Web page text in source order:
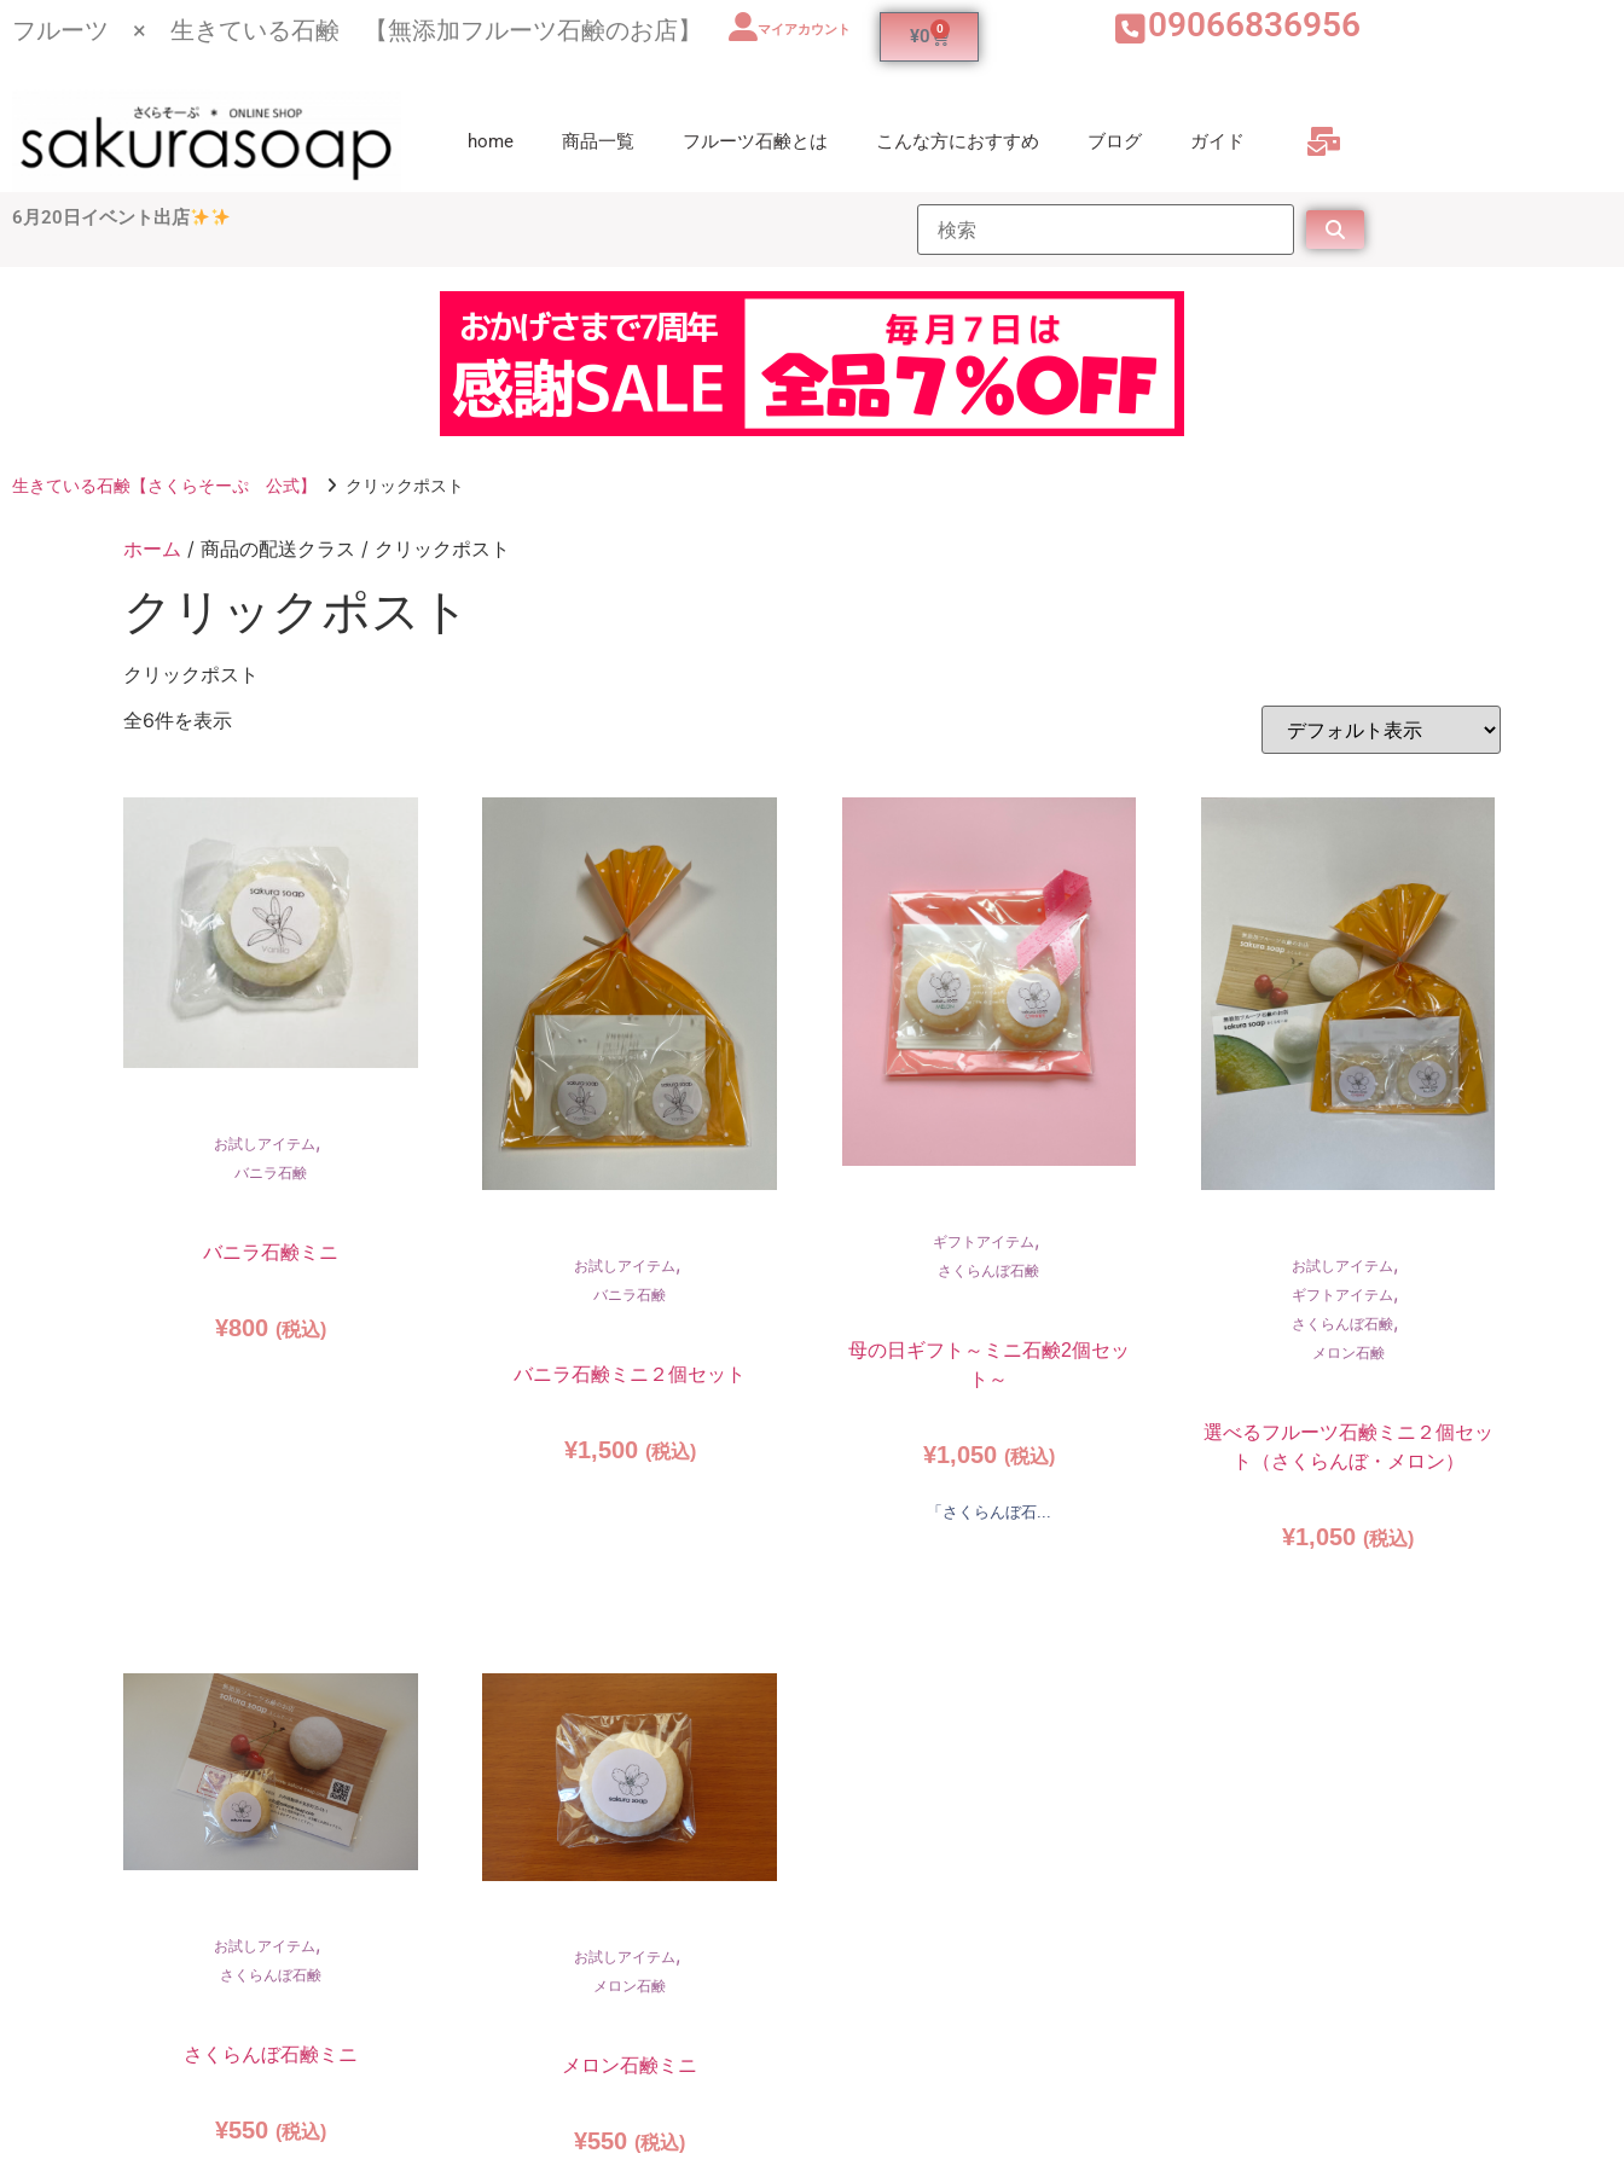
フルーツ × 生きている石鹸 【無添加フルーツ石鹸のお店】 マイアカウント ¥0 0 09066836956
home 商品一覧 フルーツ石鹸とは こんな方におすすめ ブログ ガイド
6月20日イベント出店
生きている石鹸【さくらそーぷ 公式】 クリックポスト
ホーム / 商品の配送クラス / クリックポスト
クリックポスト
クリックポスト
全6件を表示
お試しアイテム,
バニラ石鹸
バニラ石鹸ミニ
¥800 (税込)
お試しアイテム,
バニラ石鹸
バニラ石鹸ミニ２個セット
¥1,500 (税込)
ギフトアイテム,
さくらんぼ石鹸
母の日ギフト～ミニ石鹸2個セッ
ト～
¥1,050 (税込)
「さくらんぼ石...
お試しアイテム,
ギフトアイテム,
さくらんぼ石鹸,
メロン石鹸
選べるフルーツ石鹸ミニ２個セッ
ト（さくらんぼ・メロン）
¥1,050 (税込)
お試しアイテム,
さくらんぼ石鹸
さくらんぼ石鹸ミニ
¥550 (税込)
お試しアイテム,
メロン石鹸
メロン石鹸ミニ
¥550 (税込)